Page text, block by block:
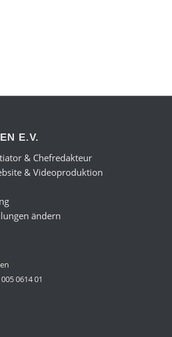
E.V.
& Chefredakteur
& Videoproduktion
ändern
0614 01